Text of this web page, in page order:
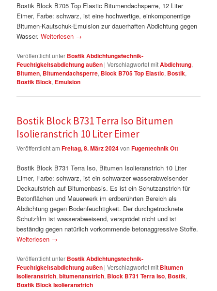
Bostik Block B705 Top Elastic Bitumendachsperre, 12 Liter
Eimer, Farbe: schwarz, ist eine hochwertige, einkomponentige
Bitumen-Kautschuk-Emulsion zur dauerhaften Abdichtung gegen
Wasser.Weiterlesen →
Veröffentlicht unter Bostik Abdichtungstechnik-
Feuchtigkeitsabdichtung außen |Verschlagwortet mitAbdichtung,
Bitumen, Bitumendachsperre, Block B705 Top Elastic, Bostik,
Bostik Block, Emulsion
Bostik Block B731 Terra Iso Bitumen
Isolieranstrich 10 Liter Eimer
Veröffentlicht amFreitag, 8. März 2024vonFugentechnik Ott
Bostik Block B731 Terra Iso, Bitumen Isolieranstrich 10 Liter
Eimer, Farbe: schwarz, ist ein schwarzer wasserabweisender
Deckaufstrich auf Bitumenbasis. Es ist ein Schutzanstrich für
Betonflächen und Mauerwerk im erdberührten Bereich als
Abdichtung gegen Bodenfeuchtigkeit. Der durchgetrocknete
Schutzfilm ist wasserabweisend, versprödet nicht und ist
beständig gegen natürlich vorkommende betonaggressive Stoffe.
Weiterlesen →
Veröffentlicht unter Bostik Abdichtungstechnik-
Feuchtigkeitsabdichtung außen |Verschlagwortet mit Bitumen
Isolieranstrich,bitumenanstrich, Block B731 Terra Iso, Bostik,
Bostik Block Isolieranstrich